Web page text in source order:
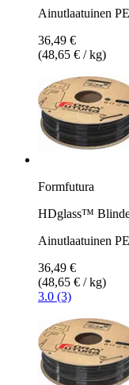
Ainutlaatuinen
36,49 €
(48,65 € / kg)
Formfutura
HDglass™
Ainutlaatuinen
36,49 €
(48,65 € / kg)
3.0 (3)